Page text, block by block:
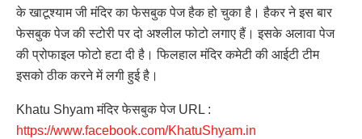
के खाटूश्याम जी मंदिर का फेसबुक पेज हैक हो चुका है। हैकर ने इस बार
फेसबुक पेज की स्टोरी पर दो अश्लील फोटो लगाए हैं। इसके अलावा पेज
की प्रोफाइल फोटो हटा दी है। फिलहाल मंदिर कमेटी की आईटी टीम
इसको ठीक करने में लगी हुई है।
Khatu Shyam मंदिर फेसबुक पेज URL :
https://www.facebook.com/KhatuShyam.in